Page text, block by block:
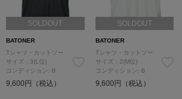
SOLDOUT
BATONER
Tシャツ・カットソー
サイズ：3(L位)
コンディション: B
9,600円（税込）
SOLDOUT
BATONER
Tシャツ・カットソー
サイズ：2(M位)
コンディション: B
9,600円（税込）